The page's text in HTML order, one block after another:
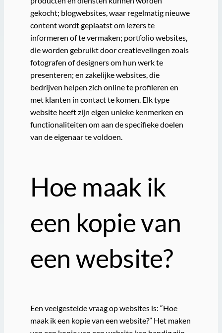
gekocht; blogwebsites, waar regelmatig nieuwe
content wordt geplaatst om lezers te
informeren of te vermaken; portfolio websites,
die worden gebruikt door creatievelingen zoals
fotografen of designers om hun werk te
presenteren; en zakelijke websites, die
bedrijven helpen zich online te profileren en
met klanten in contact te komen. Elk type
website heeft zijn eigen unieke kenmerken en
functionaliteiten om aan de specifieke doelen
van de eigenaar te voldoen.
Hoe maak ik
een kopie van
een website?
Een veelgestelde vraag op websites is: “Hoe
maak ik een kopie van een website?” Het maken